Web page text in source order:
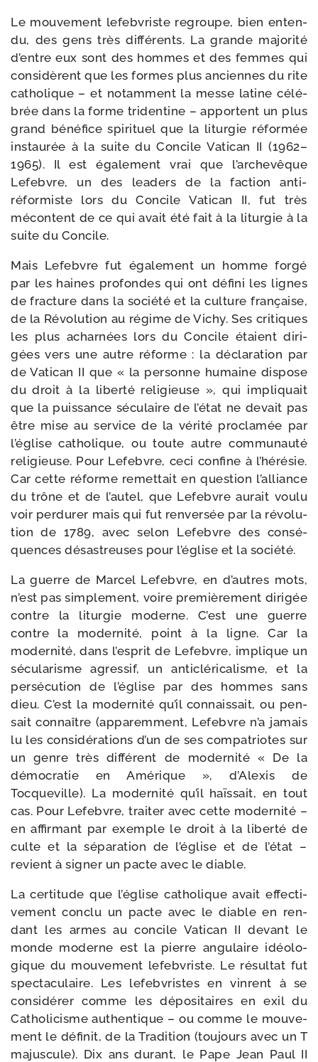
Le mou­ve­ment lefeb­vriste regroupe, bien enten­
du, des gens très dif­fé­rents. La grande majo­ri­té
d’entre eux sont des hommes et des femmes qui
consi­dèrent que les formes plus anciennes du rite
catho­lique – et notam­ment la messe latine célé­
brée dans la forme tri­den­tine – apportent un plus
grand béné­fice spi­ri­tuel que la litur­gie réfor­mée
ins­tau­rée à la suite du Concile Vatican II (1962–
1965). Il est éga­le­ment vrai que l’archevêque
Lefebvre, un des lea­ders de la fac­tion anti-​
réformiste lors du Concile Vatican II, fut très
mécon­tent de ce qui avait été fait à la litur­gie à la
suite du Concile.
Mais Lefebvre fut éga­le­ment un homme for­gé
par les haines pro­fondes qui ont défi­ni les lignes
de frac­ture dans la socié­té et la culture fran­çaise,
de la Révolution au régime de Vichy. Ses cri­tiques
les plus achar­nées lors du Concile étaient diri­
gées vers une autre réforme : la décla­ra­tion par
de Vatican II que « la per­sonne humaine dis­pose
du droit à la liber­té reli­gieuse », qui impli­quait
que la puis­sance sécu­laire de l’é­tat ne devait pas
être mise au ser­vice de la véri­té pro­cla­mée par
l’église catho­lique, ou toute autre com­mu­nau­té
reli­gieuse. Pour Lefebvre, ceci confine à l’hérésie.
Car cette réforme remet­tait en ques­tion l’alliance
du trône et de l’autel, que Lefebvre aurait vou­lu
voir per­du­rer mais qui fut ren­ver­sée par la révo­lu­
tion de 1789, avec selon Lefebvre des consé­
quences désas­treuses pour l’église et la société.
La guerre de Marcel Lefebvre, en d’autres mots,
n’est pas sim­ple­ment, voire pre­miè­re­ment diri­gée
contre la litur­gie moderne. C’est une guerre
contre la moder­ni­té, point à la ligne. Car la
moder­ni­té, dans l’esprit de Lefebvre, implique un
sécu­la­risme agres­sif, un anti­clé­ri­ca­lisme, et la
per­sé­cu­tion de l’église par des hommes sans
dieu. C’est la moder­ni­té qu’il connais­sait, ou pen­
sait connaître (appa­rem­ment, Lefebvre n’a jamais
lu les consi­dé­ra­tions d’un de ses com­pa­triotes sur
un genre très dif­fé­rent de moder­ni­té « De la
démo­cra­tie en Amérique », d’Alexis de
Tocqueville). La moder­ni­té qu’il haïs­sait, en tout
cas. Pour Lefebvre, trai­ter avec cette moder­ni­té –
en affir­mant par exemple le droit à la liber­té de
culte et la sépa­ra­tion de l’église et de l’état –
revient à signer un pacte avec le diable.
La cer­ti­tude que l’église catho­lique avait effec­ti­
ve­ment conclu un pacte avec le diable en ren­
dant les armes au concile Vatican II devant le
monde moderne est la pierre angu­laire idéo­lo­
gique du mou­ve­ment lefeb­vriste. Le résul­tat fut
spec­ta­cu­laire. Les lefeb­vristes en vinrent à se
consi­dé­rer comme les dépo­si­taires en exil du
Catholicisme authen­tique – ou comme le mou­ve­
ment le défi­nit, de la Tradition (tou­jours avec un T
majus­cule). Dix ans durant, le Pape Jean Paul II